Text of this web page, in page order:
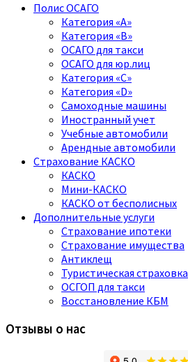
Полис ОСАГО
Категория «A»
Категория «B»
ОСАГО для такси
ОСАГО для юр.лиц
Категория «C»
Категория «D»
Самоходные машины
Иностранный учет
Учебные автомобили
Арендные автомобили
Страхование КАСКО
КАСКО
Мини-КАСКО
КАСКО от бесполисных
Дополнительные услуги
Страхование ипотеки
Страхование имущества
Антиклещ
Туристическая страховка
ОСГОП для такси
Восстановление КБМ
Отзывы о нас